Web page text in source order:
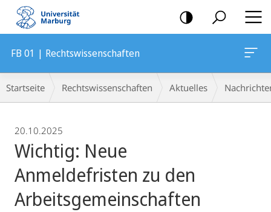
Mobile-
Navigation
FB 01 | Rechtswissenschaften
Breadcrumb-
Navigation
Startseite Rechtswissenschaften Aktuelles
20.10.2025
Wichtig: Neue
Anmeldefristen zu den
Arbeitsgemeinschaften